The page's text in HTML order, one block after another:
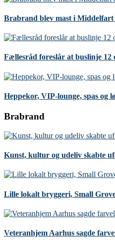
Brabrand blev mast i
Fællesråd foreslår at buslinje
Heppekor, VIP-lounge, spas og
Brabrand
Kunst, kultur og udeliv skabte
Lille lokalt bryggeri, Small
Veteranhjem Aarhus sagde